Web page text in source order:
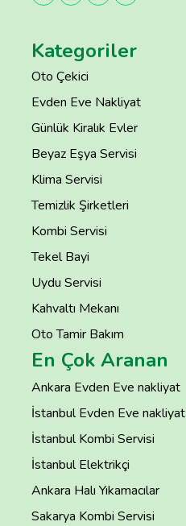
Kategoriler
Oto Çekici
Evden Eve Nakliyat
Günlük Kiralık Evler
Beyaz Eşya Servisi
Klima Servisi
Temizlik Şirketleri
Kombi Servisi
Tekel Bayi
Uydu Servisi
Kahvaltı Mekanı
Oto Tamir Bakım
En Çok Aranan
Ankara Evden Eve nakliyat
İstanbul Evden Eve nakliyat
İstanbul Kombi Servisi
İstanbul Elektrikçi
Ankara Halı Yıkamacılar
Sakarya Kombi Servisi